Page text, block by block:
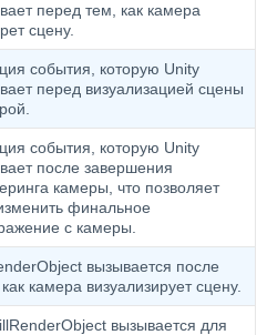
перед тем, как камера
сцену.
события, которую Unity
перед визуализацией сцены
события, которую Unity
после завершения
камеры, что позволяет
финальное
с камеры.
вызывается после
как камера визуализирует сцену.
вызывается для